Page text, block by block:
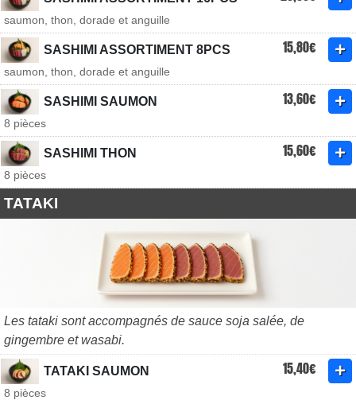
saumon, thon, dorade et anguille
SASHIMI ASSORTIMENT 8PCS 15,80€
saumon, thon, dorade et anguille
SASHIMI SAUMON 13,60€
8 pièces
SASHIMI THON 15,60€
8 pièces
TATAKI
Les tataki sont accompagnés de sauce soja salée, de
gingembre et wasabi.
TATAKI SAUMON 15,40€
8 pièces